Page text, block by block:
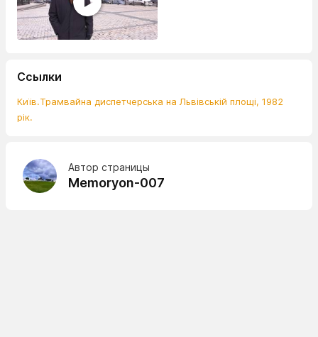
Ссылки
Київ.Трамвайна диспетчерська на Львівській площі, 1982
рік.
Автор страницы
Memoryon-007